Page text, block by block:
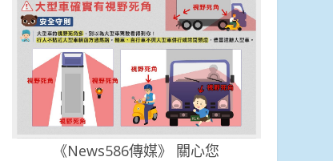
《News586傳媒》 關心您